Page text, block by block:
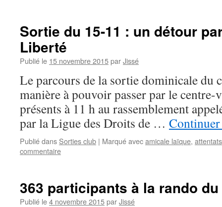
Sortie du 15-11 : un détour
Liberté
Publié le 15 novembre 2015parJissé
Le parcours de la sortie dominicale du
manière à pouvoir passer par le centre-
présents à 11 h au rassemblement
par la Ligue des Droits de …
Publié dans Sorties club | Marqué avecamicale laïque, attentats
commentaire
363 participants à la rando
Publié le4 novembre 2015parJissé